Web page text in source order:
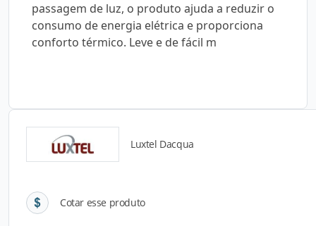
passagem de luz, o produto ajuda a reduzir o
consumo de energia elétrica e proporciona
conforto térmico. Leve e de fácil m
Luxtel Dacqua
Cotar esse produto
Detalhes do produto